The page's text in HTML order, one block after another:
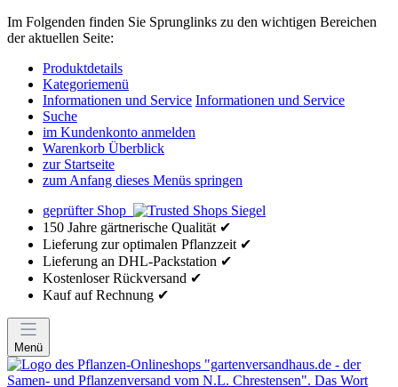
Im Folgenden finden Sie Sprunglinks zu den wichtigen Bereichen
der aktuellen Seite:
Produktdetails
Kategoriemenü
Informationen und Service Informationen und Service
Suche
im Kundenkonto anmelden
Warenkorb Überblick
zur Startseite
zum Anfang dieses Menüs springen
geprüfter Shop
150 Jahre gärtnerische Qualität ✔
Lieferung zur optimalen Pflanzzeit ✔
Lieferung an DHL-Packstation ✔
Kostenloser Rückversand ✔
Kauf auf Rechnung ✔
Menü